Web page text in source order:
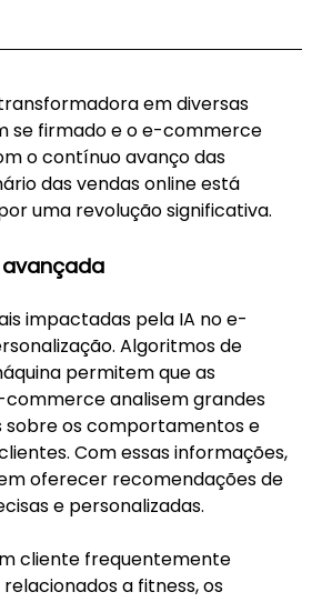
em diversas
se firmado e o e-commerce
o contínuo avanço das
das vendas online está
uma revolução significativa.
impactadas pela IA no e-
Algoritmos de
permitem que as
analisem grandes
sobre os comportamentos e
Com essas informações,
oferecer recomendações de
e personalizadas.
cliente frequentemente
a fitness, os